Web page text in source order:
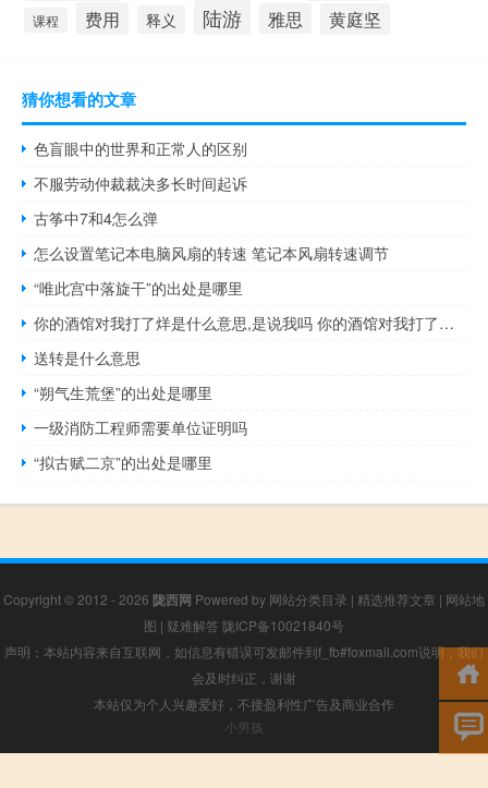
课程 费用 释义 陆游 雅思 黄庭坚
猜你想看的文章
色盲眼中的世界和正常人的区别
不服劳动仲裁裁决多长时间起诉
古筝中7和4怎么弹
怎么设置笔记本电脑风扇的转速 笔记本风扇转速调节
“唯此宫中落旋干”的出处是哪里
你的酒馆对我打了烊是什么意思,是说我吗 你的酒馆对我打了烊是什么歌
送转是什么意思
“朔气生荒堡”的出处是哪里
一级消防工程师需要单位证明吗
“拟古赋二京”的出处是哪里
Copyright © 2012 - 2026 陇西网 Powered by 网站分类目录 | 精选推荐文章 | 网站地
图 | 疑难解答 陇ICP备10021840号
声明：本站内容来自互联网，如信息有错误可发邮件到f_fb#foxmail.com说明，我们
会及时纠正，谢谢
本站仅为个人兴趣爱好，不接盈利性广告及商业合作
小男孩